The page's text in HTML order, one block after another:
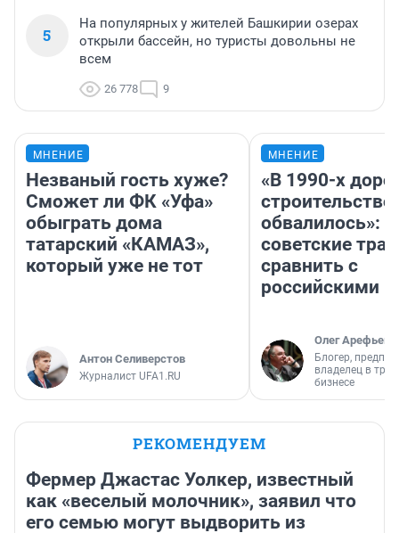
5
На популярных у жителей Башкирии озерах
открыли бассейн, но туристы довольны не
всем
26 778 9
МНЕНИЕ
Незваный гость хуже?
Сможет ли ФК «Уфа»
обыграть дома
татарский «КАМАЗ»,
который уже не тот
Антон Селиверстов
Журналист UFA1.RU
МНЕНИЕ
«В 1990-х
строительство
обвалилось»:
советские
сравнить с
российскими
Олег Арефьев
Блогер,
владелец в
бизнесе
РЕКОМЕНДУЕМ
Фермер Джастас Уолкер, известный
как «веселый молочник», заявил что
его семью могут выдворить из